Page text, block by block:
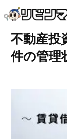
不動産投
件の管理